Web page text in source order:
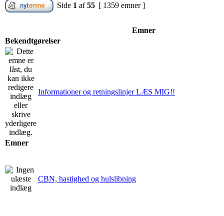
Side 1 af55 [ 1359 emner ]
Emner
Bekendtgørelser
Informationer og retningslinjer LÆS MIG!!
Emner
CBN, hastighed og hulslibning